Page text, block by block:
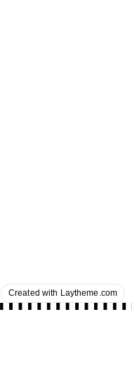
Created with Laytheme.com